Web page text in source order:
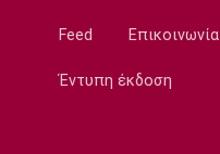
Feed Επικοινωνία
Έντυπη έκδοση